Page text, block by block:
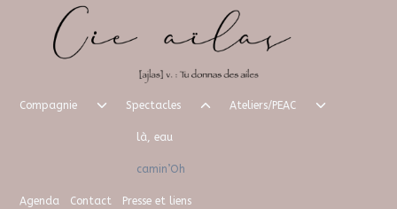
contenu
Compagnie
Ouvrir/fermer
enfant
Spectacles
Ouvrir/fermer
là, eau
camin’Oh
Ateliers/PEAC
Ouvrir/
Agenda Contact Presse et liens